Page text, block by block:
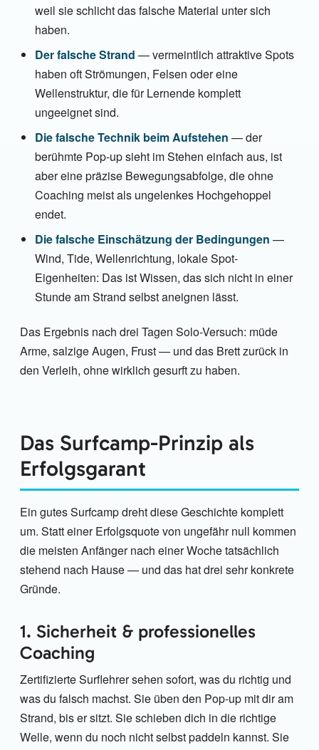
weil sie schlicht das falsche Material unter sich
haben.
Der falsche Strand — vermeintlich attraktive Spots
haben oft Strömungen, Felsen oder eine
Wellenstruktur, die für Lernende komplett
ungeeignet sind.
Die falsche Technik beim Aufstehen — der
berühmte Pop-up sieht im Stehen einfach aus, ist
aber eine präzise Bewegungsabfolge, die ohne
Coaching meist als ungelenkes Hochgehoppel
endet.
Die falsche Einschätzung der Bedingungen —
Wind, Tide, Wellenrichtung, lokale Spot-
Eigenheiten: Das ist Wissen, das sich nicht in einer
Stunde am Strand selbst aneignen lässt.
Das Ergebnis nach drei Tagen Solo-Versuch: müde
Arme, salzige Augen, Frust — und das Brett zurück in
den Verleih, ohne wirklich gesurft zu haben.
Das Surfcamp-Prinzip als
Erfolgsgarant
Ein gutes Surfcamp dreht diese Geschichte komplett
um. Statt einer Erfolgsquote von ungefähr null kommen
die meisten Anfänger nach einer Woche tatsächlich
stehend nach Hause — und das hat drei sehr konkrete
Gründe.
1. Sicherheit & professionelles
Coaching
Zertifizierte Surflehrer sehen sofort, was du richtig und
was du falsch machst. Sie üben den Pop-up mit dir am
Strand, bis er sitzt. Sie schieben dich in die richtige
Welle, wenn du noch nicht selbst paddeln kannst. Sie